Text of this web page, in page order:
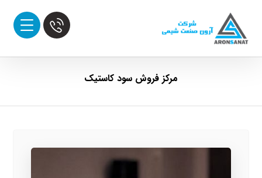
مرکز فروش سود کاستیک